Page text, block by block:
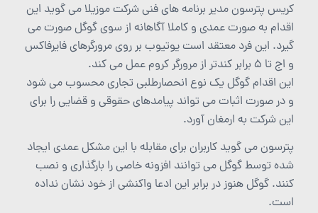
کریس پترسون مدیر برنامه های فنی شرکت موزیلا می گوید این
اقدام به صورت عمدی و کاملا آگاهانه از سوی گوگل صورت می
گیرد. این فرد معتقد است یوتیوب بر روی مرورگرهای فایرفاکس
و اج تا ۵ برابر کندتر از مرورگر کروم عمل می کند.
این اقدام گوگل یک نوع انحصارطلبی تجاری محسوب می شود
و در صورت اثبات می تواند پیامدهای حقوقی و قضایی را برای
این شرکت به ارمغان آورد.
پترسون می گوید کاربران برای مقابله با این مشکل عمدی ایجاد
شده توسط گوگل می توانند افزونه خاصی را بارگذاری و نصب
کنند. گوگل هنوز در برابر این ادعا واکنشی از خود نشان نداده
است.